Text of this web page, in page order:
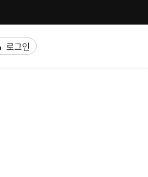
로그인